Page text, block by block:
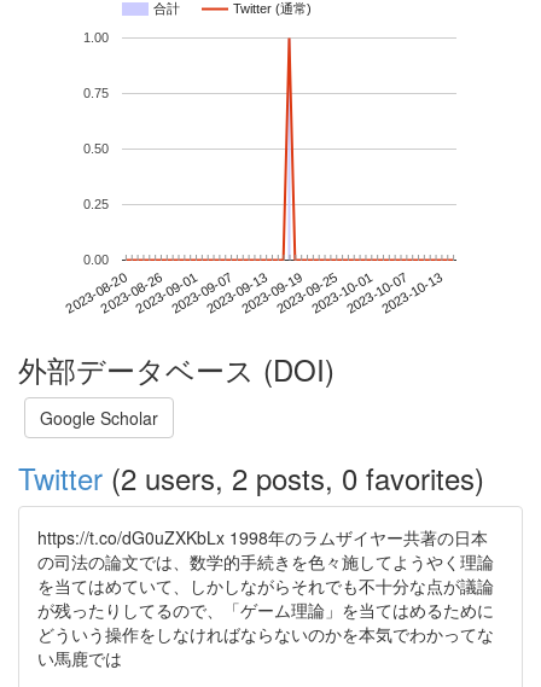
合計 Twitter (通常)
2023-08-202023-08-262023-09-012023-09-072023-09-132023-09-192023-09-252023-10-012023-10-072023-10-13
0.00
0.25
0.50
0.75
1.00
外部データベース (DOI)
Google Scholar
Twitter (2 users, 2 posts, 0 favorites)
https://t.co/dG0uZXKbLx 1998年のラムザイヤー共著の日本
の司法の論文では、数学的手続きを色々施してようやく理論
を当てはめていて、しかしながらそれでも不十分な点が議論
が残ったりしてるので、「ゲーム理論」を当てはめるために
どういう操作をしなければならないのかを本気でわかってな
い馬鹿では